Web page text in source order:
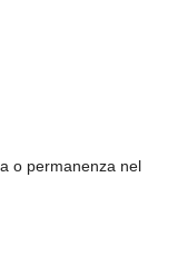
o permanenza nel